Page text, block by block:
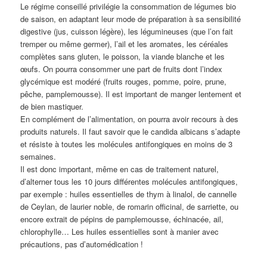
Le régime conseillé privilégie la consommation de légumes bio
de saison, en adaptant leur mode de préparation à sa sensibilité
digestive (jus, cuisson légère), les légumineuses (que l’on fait
tremper ou même germer), l’ail et les aromates, les céréales
complètes sans gluten, le poisson, la viande blanche et les
œufs. On pourra consommer une part de fruits dont l’index
glycémique est modéré (fruits rouges, pomme, poire, prune,
pêche, pamplemousse). Il est important de manger lentement et
de bien mastiquer.
En complément de l’alimentation, on pourra avoir recours à des
produits naturels. Il faut savoir que le candida albicans s’adapte
et résiste à toutes les molécules antifongiques en moins de 3
semaines.
Il est donc important, même en cas de traitement naturel,
d’alterner tous les 10 jours différentes molécules antifongiques,
par exemple : huiles essentielles de thym à linalol, de cannelle
de Ceylan, de laurier noble, de romarin officinal, de sarriette, ou
encore extrait de pépins de pamplemousse, échinacée, ail,
chlorophylle… Les huiles essentielles sont à manier avec
précautions, pas d’automédication !